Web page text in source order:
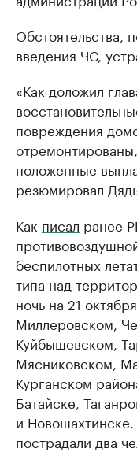
Обстоятельства,
введения ЧС,
«Как доложил
повреждения
положенные
резюмировал
Как писал ранее
беспилотных
типа над
ночь на 21
Миллеровском,
Куйбышевском,
Мясниковском,
Курганском
Батайске,
и
пострадали два